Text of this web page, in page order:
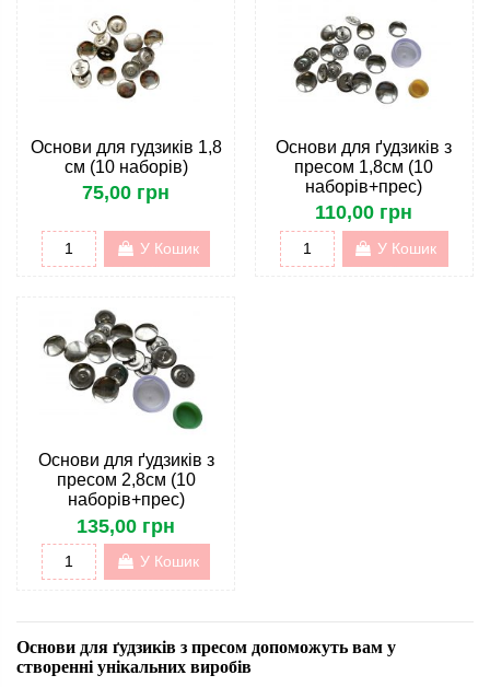
Основи для гудзиків 1,8
см (10 наборів)
75,00 грн
У Кошик
Основи для ґудзиків з
пресом 1,8см (10
наборів+прес)
110,00 грн
У Кошик
Основи для ґудзиків з
пресом 2,8см (10
наборів+прес)
135,00 грн
У Кошик
Основи для ґудзиків з пресом допоможуть вам у
створенні унікальних виробів